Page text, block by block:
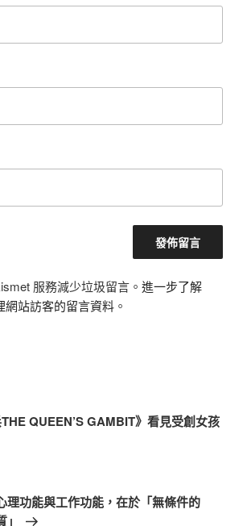
服務減少垃圾留言。 進一步了解
網站訪客的留言資料 。
QUEEN’S GAMBIT》看見受創女孩
理功能與工作功能，在於「無條件的